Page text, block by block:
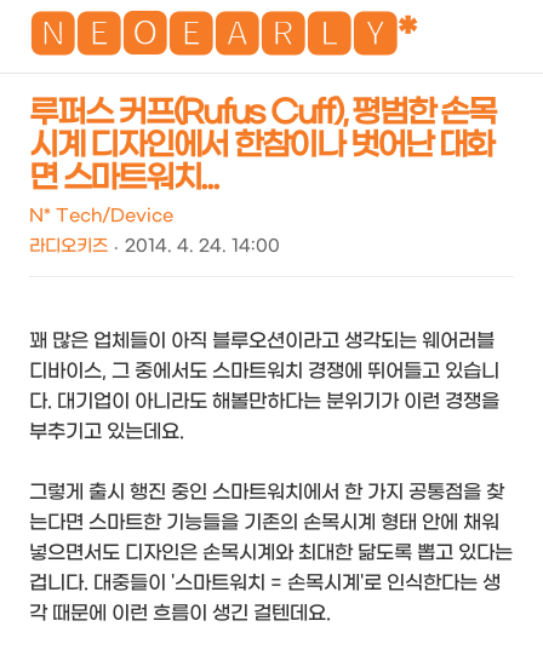
🅽🅴🅾🅴🅰🆁🅻🆈*
검
루퍼스 커프(Rufus Cuff), 평범한 손목
시계 디자인에서 한참이나 벗어난 대화
면 스마트워치...
N* Tech/Device
라디오키즈
2014. 4. 24. 14:00
꽤 많은 업체들이 아직 블루오션이라고 생각되는 웨어러블
디바이스, 그 중에서도 스마트워치 경쟁에 뛰어들고 있습니
다. 대기업이 아니라도 해볼만하다는 분위기가 이런 경쟁을
부추기고 있는데요.
그렇게 출시 행진 중인 스마트워치에서 한 가지 공통점을 찾
는다면 스마트한 기능들을 기존의 손목시계 형태 안에 채워
넣으면서도 디자인은 손목시계와 최대한 닮도록 뽑고 있다는
겁니다. 대중들이 '스마트워치 = 손목시계'로 인식한다는 생
각 때문에 이런 흐름이 생긴 걸텐데요.